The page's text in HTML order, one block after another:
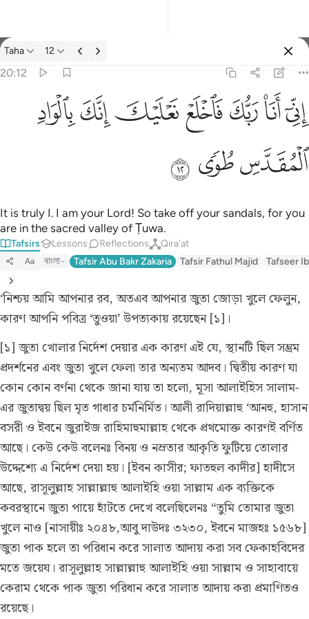
Tafsir: Taha 20:12
Taha 12
20:12
اني انا ربك فاخلع نعليك انك بالواد المقدس طوى ١٢
إِنِّىٓ أَنَا۠ رَبُّكَ فَٱخْلَعْ نَعْلَيْكَ ۖ إِنَّكَ بِٱلْوَادِ ٱلْمُقَدَّسِ طُوًۭى ١٢
ﲺﲻﲼﲽﲾﲿﳀ
ﳁﳂ ﳃ
It is truly I. I am your Lord! So take off your sandals, for you
are in the sacred valley of Ṭuwa.
Tafsirs Lessons Reflections Qira'at
Aa বাংলা Tafsir Abu Bakr Zakaria Tafsir Fathul Majid Tafseer
‘নিশ্চয় আমি আপনার রব, অতএব আপনার জুতা জোড়া খুলে ফেলুন,
কারণ আপনি পবিত্র ‘তুওয়া’ উপত্যকায় রয়েছেন [১]।
[১] জুতা খোলার নির্দেশ দেয়ার এক কারণ এই যে, স্থানটি ছিল সম্ভ্রম
প্রদর্শনের এবং জুতা খুলে ফেলা তার অন্যতম আদব। দ্বিতীয় কারণ যা
কোন কোন বর্ণনা থেকে জানা যায় তা হলো, মূসা আলাইহিস সালাম-
এর জুতাদ্বয় ছিল মৃত গাধার চর্মনির্মিত। আলী রাদিয়াল্লাহু ‘আনহু, হাসান
বসরী ও ইবনে জুরাইজ রাহিমাহুমাল্লাহ থেকে প্রথমোক্ত কারণই বর্ণিত
আছে। কেউ কেউ বলেনঃ বিনয় ও নম্রতার আকৃতি ফুটিয়ে তোলার
উদ্দেশ্যে এ নির্দেশ দেয়া হয়। [ইবন কাসীর; ফাতহুল কাদীর] হাদীসে
আছে, রাসূলুল্লাহ সাল্লাল্লাহু আলাইহি ওয়া সাল্লাম এক ব্যক্তিকে
কবরস্থানে জুতা পায়ে হাঁটতে দেখে বলেছিলেনঃ “তুমি তোমার জুতা
খুলে নাও [নাসায়ীঃ ২০৪৮,আবু দাউদঃ ৩২৩০, ইবনে মাজহঃ ১৫৬৮]
জুতা পাক হলে তা পরিধান করে সালাত আদায় করা সব ফেকাহবিদের
মতে জয়েয। রাসূলুল্লাহ সাল্লাল্লাহু আলাইহি ওয়া সাল্লাম ও সাহাবায়ে
কেরাম থেকে পাক জুতা পরিধান করে সালাত আদায় করা প্রমাণিতও
রয়েছে।